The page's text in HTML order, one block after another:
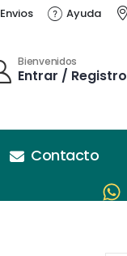
Envios Ayuda
Bienvenidos
Entrar / Registro
Contacto